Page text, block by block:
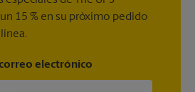
15 % en su próximo pedido
electrónico